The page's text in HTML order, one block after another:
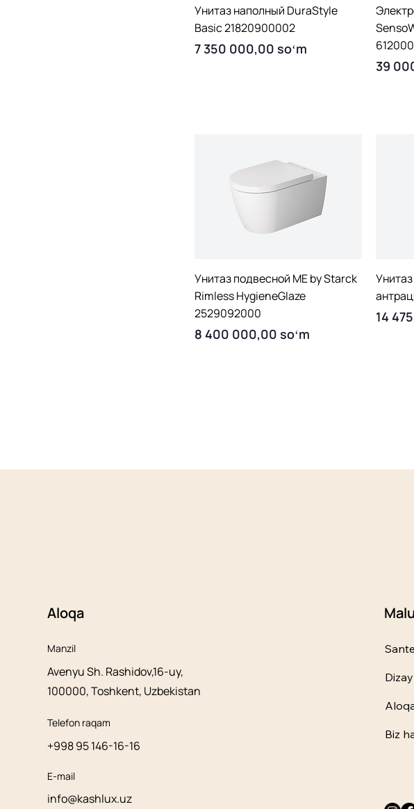
Quick View
Унитаз наполный DuraStyle
Basic 21820900002
Price
7 350 000,00 soʻm
Price
39
Quick View
Унитаз подвесной ME by Starck
Rimless HygieneGlaze
2529092000
Price
8 400 000,00 soʻm
Price
14
Aloqa
Manzil
Avenyu Sh. Rashidov,16-uy,
100000, Toshkent, Uzbekistan
Telefon raqam
+998 95 146-16-16
E-mail
info@kashlux.uz
Biz